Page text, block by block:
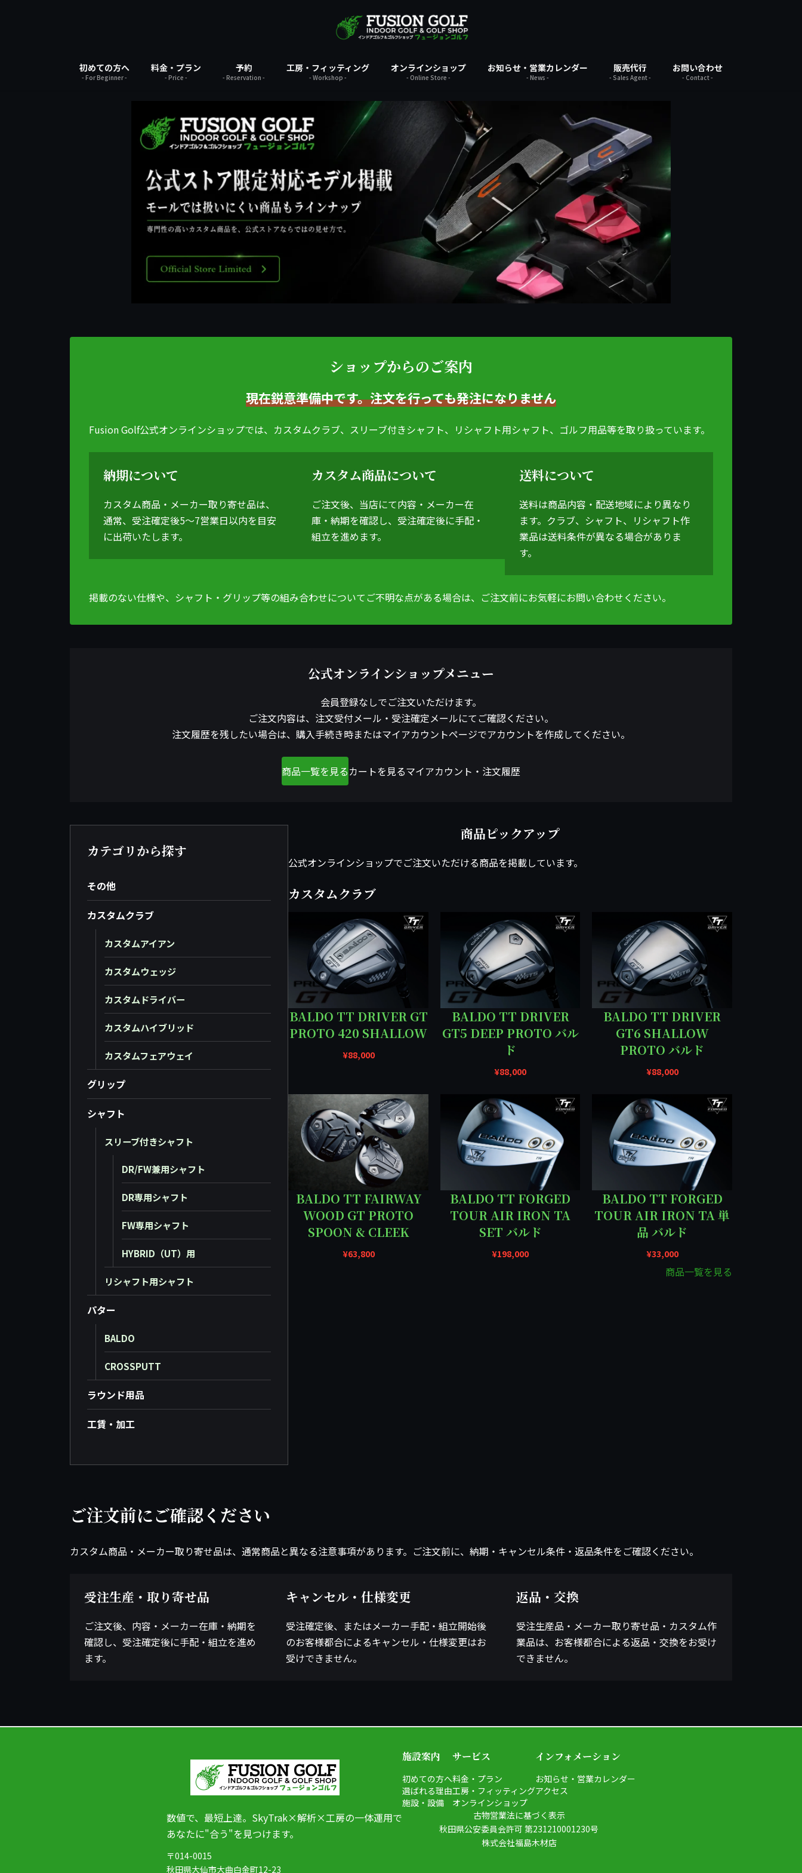
初めての方へ
- For Beginner -
料金・プラン
- Price -
予約
- Reservation -
工房・フィッティング
- Workshop -
オンラインショップ
- Online Store -
お知らせ・営業カレンダー
- News -
販売代行
- Sales Agent -
お問い合わせ
- Contact -
ショップからのご案内
現在鋭意準備中です。注文を行っても発注になりません
Fusion Golf公式オンラインショップでは、カスタムクラブ、スリーブ付きシャフト、リシャフト用シャフト、ゴルフ用品等を取り扱っています。
納期について
カスタム商品・メーカー取り寄せ品は、
通常、受注確定後5〜7営業日以内を目安
に出荷いたします。
カスタム商品について
ご注文後、当店にて内容・メーカー在
庫・納期を確認し、受注確定後に手配・
組立を進めます。
送料について
送料は商品内容・配送地域により異なり
ます。クラブ、シャフト、リシャフト作
業品は送料条件が異なる場合がありま
す。
掲載のない仕様や、シャフト・グリップ等の組み合わせについてご不明な点がある場合は、ご注文前にお気軽にお問い合わせください。
公式オンラインショップメニュー
会員登録なしでご注文いただけます。
ご注文内容は、注文受付メール・受注確定メールにてご確認ください。
注文履歴を残したい場合は、購入手続き時またはマイアカウントページでアカウントを作成してください。
商品一覧を見るカートを見るマイアカウント・注文履歴
カテゴリから探す
その他
カスタムクラブ
カスタムアイアン
カスタムウェッジ
カスタムドライバー
カスタムハイブリッド
カスタムフェアウェイ
グリップ
シャフト
スリーブ付きシャフト
DR/FW兼用シャフト
DR専用シャフト
FW専用シャフト
HYBRID（UT）用
リシャフト用シャフト
パター
BALDO
CROSSPUTT
ラウンド用品
工賃・加工
商品ピックアップ
公式オンラインショップでご注文いただける商品を掲載しています。
カスタムクラブ
BALDO TT DRIVER GT
PROTO 420 SHALLOW
¥88,000
BALDO TT DRIVER
GT5 DEEP PROTO バル
ド
¥88,000
BALDO TT DRIVER
GT6 SHALLOW
PROTO バルド
¥88,000
BALDO TT FAIRWAY
WOOD GT PROTO
SPOON & CLEEK
¥63,800
BALDO TT FORGED
TOUR AIR IRON TA
SET バルド
¥198,000
BALDO TT FORGED
TOUR AIR IRON TA 単
品 バルド
¥33,000
商品一覧を見る
ご注文前にご確認ください
カスタム商品・メーカー取り寄せ品は、通常商品と異なる注意事項があります。ご注文前に、納期・キャンセル条件・返品条件をご確認ください。
受注生産・取り寄せ品
ご注文後、内容・メーカー在庫・納期を
確認し、受注確定後に手配・組立を進め
ます。
キャンセル・仕様変更
受注確定後、またはメーカー手配・組立開始後
のお客様都合によるキャンセル・仕様変更はお
受けできません。
返品・交換
受注生産品・メーカー取り寄せ品・カスタム作
業品は、お客様都合による返品・交換をお受け
できません。
数値で、最短上達。SkyTrak×解析×工房の一体運用で
あなたに"合う"を見つけます。
〒014-0015
秋田県大仙市大曲白金町12-23
施設案内
初めての方へ
選ばれる理由
施設・設備
サービス
料金・プラン
工房・フィッティング
オンラインショップ
インフォメーション
お知らせ・営業カレンダー
アクセス
古物営業法に基づく表示
秋田県公安委員会許可 第231210001230号
株式会社福島木材店